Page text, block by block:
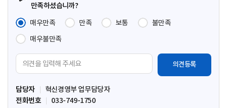
만족하셨습니까?
매우만족
만족 보통
불만족
매우불만족
견
입
력
담당자
혁신경영부 업무담당자
전화번호
033-749-1750